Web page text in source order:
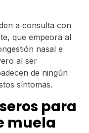
a consulta con
que empeora al
nasal e
al ser
de ningún
síntomas.
para
muela